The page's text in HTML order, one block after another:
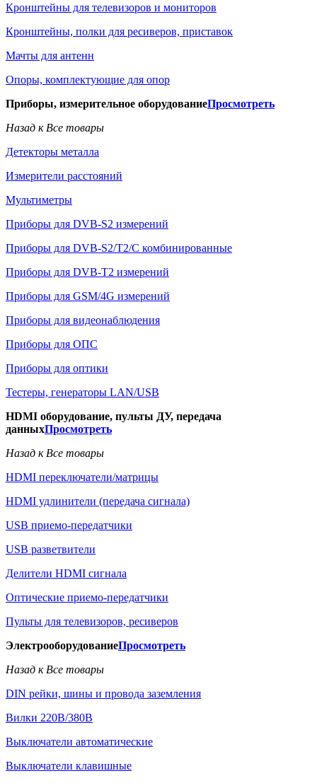
Кронштейны для телевизоров и мониторов
Кронштейны, полки для ресиверов, приставок
Мачты для антенн
Опоры, комплектующие для опор
Приборы, измерительное оборудованиеПросмотреть
Назад к Все товары
Детекторы металла
Измерители расстояний
Мультиметры
Приборы для DVB-S2 измерений
Приборы для DVB-S2/T2/C комбинированные
Приборы для DVB-T2 измерений
Приборы для GSM/4G измерений
Приборы для видеонаблюдения
Приборы для ОПС
Приборы для оптики
Тестеры, генераторы LAN/USB
HDMI оборудование, пульты ДУ, передача
данныхПросмотреть
Назад к Все товары
HDMI переключатели/матрицы
HDMI удлинители (передача сигнала)
USB приемо-передатчики
USB разветвители
Делители HDMI сигнала
Оптические приемо-передатчики
Пульты для телевизоров, ресиверов
ЭлектрооборудованиеПросмотреть
Назад к Все товары
DIN рейки, шины и провода заземления
Вилки 220В/380В
Выключатели автоматические
Выключатели клавишные